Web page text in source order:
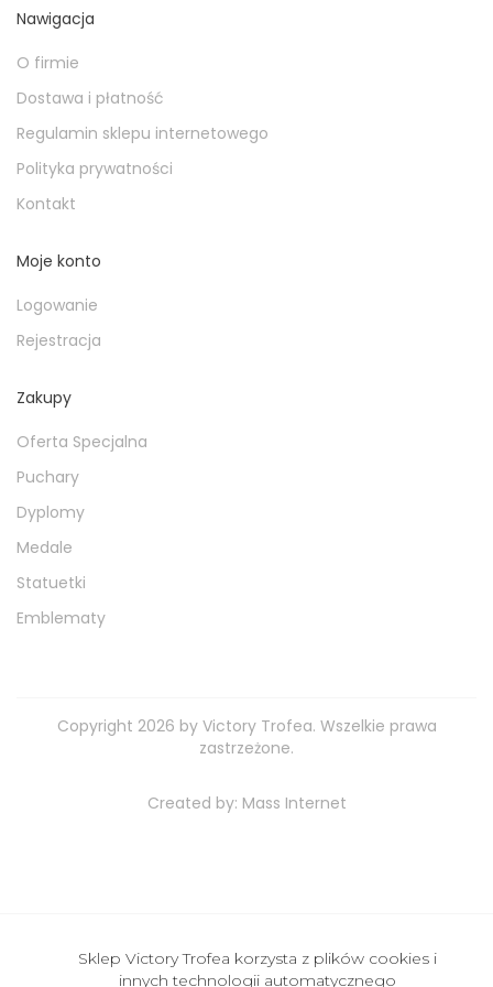
FIGURKI SPORTOWE
EMBLEMATY
DYPLOMY PAPIEROWE
PROMOCJE
Nawigacja
O firmie
Dostawa i płatność
Regulamin sklepu internetowego
Polityka prywatności
Kontakt
Moje konto
Logowanie
Rejestracja
Zakupy
Oferta Specjalna
Puchary
Dyplomy
Medale
Statuetki
Emblematy
Copyright 2026 by Victory Trofea. Wszelkie prawa
zastrzeżone.
Created by: Mass Internet
Sklep Victory Trofea korzysta z plików cookies i
innych technologii automatycznego